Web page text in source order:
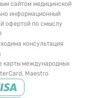
сайтом медицинской
информационный
офертой по смыслу
консультация
карты международных
Maestro